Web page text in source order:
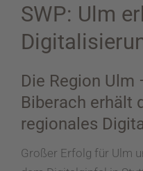
SWP: Ulm
Die Region Ulm
Biberach erhält
regionales
Großer Erfolg für Ulm